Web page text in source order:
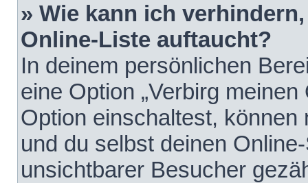
» Wie kann ich
Online-Liste auftaucht?
In deinem persönlichen
eine Option „Verbirg
Option einschaltest,
und du selbst deinen
unsichtbarer Besucher